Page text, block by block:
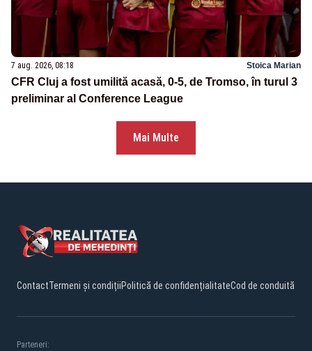
7 aug. 2026, 08:18 Stoica Marian
CFR Cluj a fost umilită acasă, 0-5, de Tromso, în turul 3
preliminar al Conference League
Mai Multe
ContactTermeni și condițiiPolitică de confidențialitateCod de conduită
Parteneri: